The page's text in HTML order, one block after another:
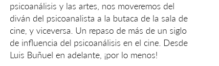
psicoanálisis y las artes, nos moveremos del
diván del psicoanalista a la butaca de la sala de
cine, y viceversa. Un repaso de más de un siglo
de influencia del psicoanálisis en el cine. Desde
Luis Buñuel en adelante, ¡por lo menos!